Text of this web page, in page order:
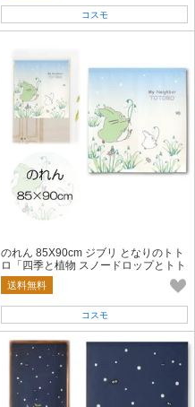
コスモ
のれん 85X90cm ジブリ となりのトト
ロ「四季と植物 スノードロップとトト
ロ」
送料無料
コスモ